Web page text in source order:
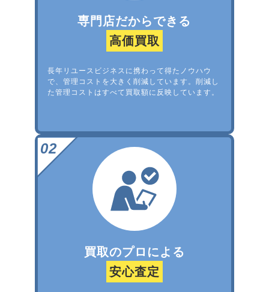
専門店だからできる
高価買取
長年リユースビジネスに携わって得たノウハウ
で、管理コストを大きく削減しています。削減し
た管理コストはすべて買取額に反映しています。
買取のプロによる
安心査定